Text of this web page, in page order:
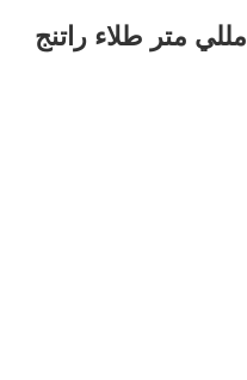
5٪ P = 15 مللي متر طلاء راتنج